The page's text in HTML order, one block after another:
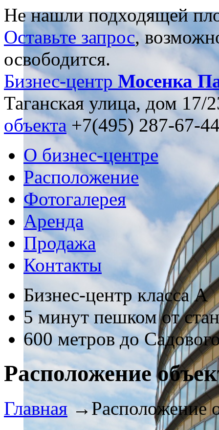
Не нашли подходящей
Оставьте запрос,
освободится.
Бизнес-центр Мосенка
Таганская улица, дом 17/
объекта +7(495) 287-67-
О бизнес-центре
Расположение
Фотогалерея
Аренда
Продажа
Контакты
Бизнес-центр класса А
5 минут пешком от
600 метров до
Расположение
Главная →Расположение